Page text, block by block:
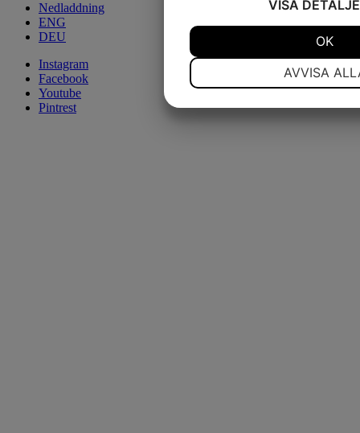
Nedladdning
ENG
DEU
Instagram
Facebook
Youtube
Pintrest
VISA
AVVISA
OK